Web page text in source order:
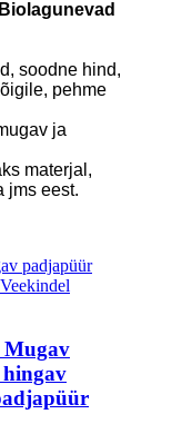
soodne hind,
pehme
ja
materjal,
jms eest.
Mugav